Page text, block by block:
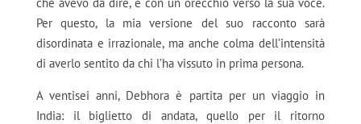
Per questo, la mia versione del suo racconto sarà
disordinata e irrazionale, ma anche colma dell’intensità
di averlo sentito da chi l’ha vissuto in prima persona.
A ventisei anni, Debhora è partita per un viaggio in
India: il biglietto di andata, quello per il ritorno